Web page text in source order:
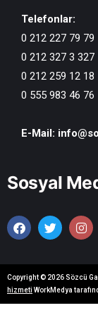
Telefonlar:
0 212 227 79 79
0 212 327 3 327
0 212 259 12 18
0 555 983 46 76
E-Mail:
Sosyal
Copyright © 2026 Sözcü
hizmeti WorkMedya